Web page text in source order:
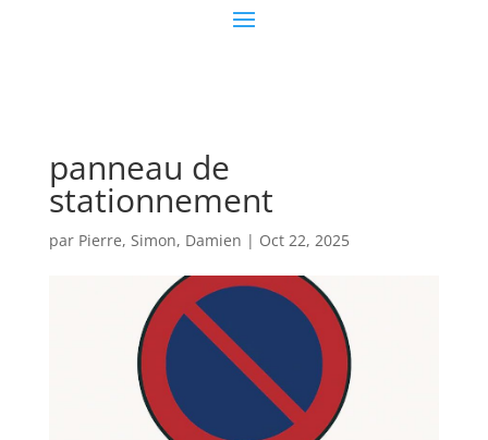
panneau de
stationnement
par Pierre, Simon, Damien | Oct 22, 2025